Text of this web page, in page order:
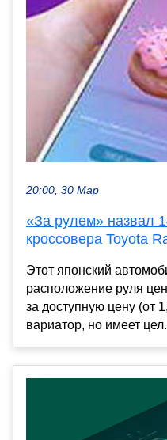
20:00, 30 Мар
«За рулем» назвал
кроссовера Toyota
Этот японский
расположение руля
за доступную цену (от
вариатор, но имеет